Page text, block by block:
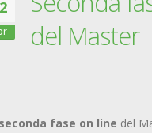
del Master
seconda fase on line del